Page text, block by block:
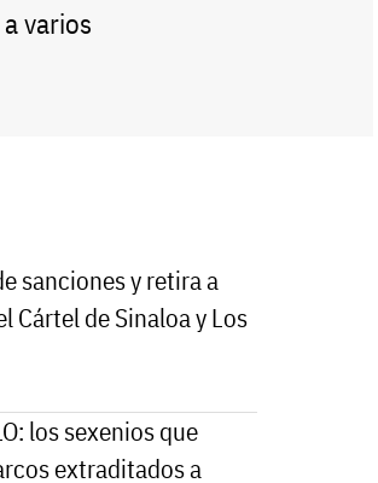
varios
sanciones y retira a
Cártel de Sinaloa y Los
los sexenios que
extraditados a